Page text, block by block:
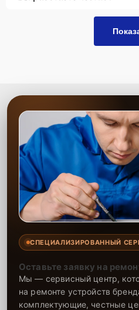
СПЕЦИАЛИЗИРОВАННЫЙ
Оставьте заявку на
Мы — сервисный центр,
на ремонте устройств
комплектующие, честные